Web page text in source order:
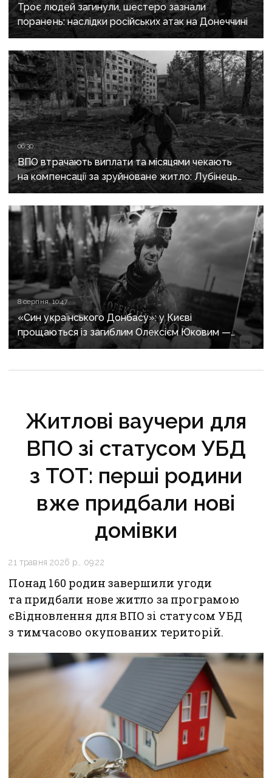
Троє людей загинули, шестеро зазнали
поранень: наслідки російських атак на Донеччині
06:30
ВПО втрачають виплати та місяцями чекають
на компенсації за зруйноване житло: Лубінець
вимагає змін від уряду
8 серпня, 10:47
«Син українського Донбасу»: у Києві
прощаються із загиблим Олексієм Юковим —
пошуковцем загону «Плацдарм»
Житлові ваучери для
ВПО зі статусом УБД
з ТОТ: перші родини
вже придбали нові
домівки
21 травня 2026 р., 09:22
Понад 160 родин завершили угоди
та придбали нове житло за програмою
єВідновлення для ВПО зі статусом УБД
з тимчасово окупованих територій.